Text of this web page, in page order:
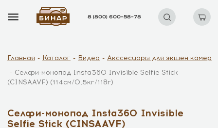
8 (800) 600–58–78
Главная Каталог Видео
Акссесуары для экшен камер
Селфи-монопод Insta360 Invisible Selfie Stick
(CINSAAVF) (114см/0,5кг/118г)
Селфи-монопод Insta360 Invisible
Selfie Stick (CINSAAVF)